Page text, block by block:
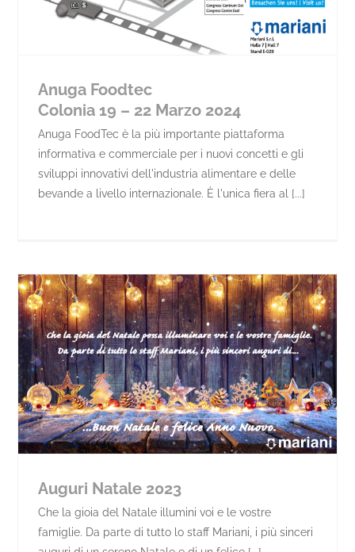
Anuga Foodtec
Colonia 19 – 22 Marzo 2024
Anuga FoodTec è la più importante piattaforma
informativa e commerciale per i nuovi concetti e gli
sviluppi innovativi dell'industria alimentare e delle
bevande a livello internazionale. È l'unica fiera al [...]
Auguri Natale 2023
Che la gioia del Natale illumini voi e le vostre
famiglie. Da parte di tutto lo staff Mariani, i più sinceri